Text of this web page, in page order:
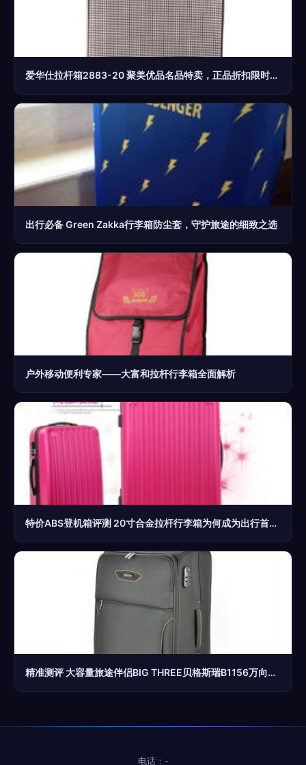
爱华仕拉杆箱2883-20 聚美优品名品特卖，正品折扣限时抢购
出行必备 Green Zakka行李箱防尘套，守护旅途的细致之选
户外移动便利专家——大富和拉杆行李箱全面解析
特价ABS登机箱评测 20寸合金拉杆行李箱为何成为出行首选？
精准测评 大容量旅途伴侣BIG THREE贝格斯瑞B1156万向轮拉杆箱
电话：-